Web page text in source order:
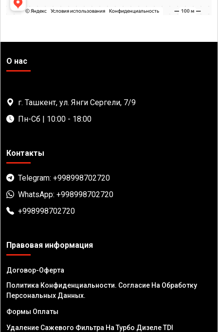
О нас
г. Ташкент, ул. Янги Сергели, 7/9
Пн-Сб | 10:00 - 18:00
Контакты
Telegram: +998998702720
WhatsApp: +998998702720
+998998702720
Правовая информация
Договор-Оферта
Политика Конфиденциальности. Согласие На Обработку
Персональных Данных.
Формы Оплаты
Удаление Сажевого Фильтра На Турбо Дизеле TDI